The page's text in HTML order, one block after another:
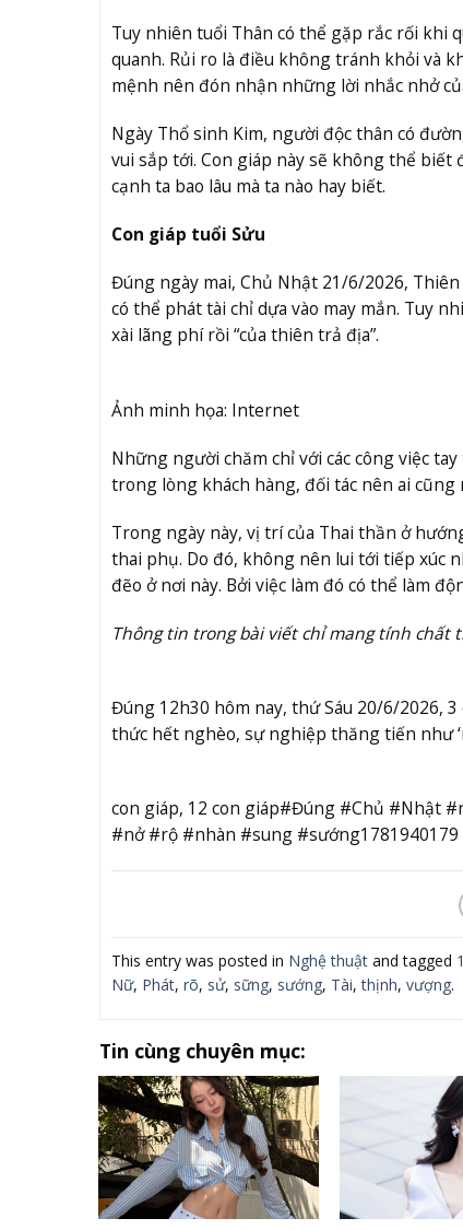
Tuy nhiên tuổi Thân có thể gặp rắc rối khi
quanh. Rủi ro là điều không tránh khỏi và
mệnh nên đón nhận những lời nhắc nhở
Ngày Thổ sinh Kim, người độc thân có
vui sắp tới. Con giáp này sẽ không thể
cạnh ta bao lâu mà ta nào hay biết.
Con giáp tuổi Sửu
Đúng ngày mai, Chủ Nhật 21/6/2026,
có thể phát tài chỉ dựa vào may mắn. Tuy
xài lãng phí rồi “của thiên trả địa”.
Ảnh minh họa: Internet
Những người chăm chỉ với các công việc
trong lòng khách hàng, đối tác nên ai
Trong ngày này, vị trí của Thai thần ở
thai phụ. Do đó, không nên lui tới tiếp xúc
đẽo ở nơi này. Bởi việc làm đó có thể làm
Thông tin trong bài viết chỉ mang tính chất
Đúng 12h30 hôm nay, thứ Sáu 20/6/2026,
thức hết nghèo, sự nghiệp thăng tiến như
con giáp, 12 con giáp#Đúng #Chủ #Nhật
#nở #rộ #nhàn #sung #sướng1781940179
This entry was posted in Nghệ thuậtand tagged
Nữ, Phát, rõ, sử, sững, sướng, Tài,thịnh, vượng.
Tin cùng chuyên mục: